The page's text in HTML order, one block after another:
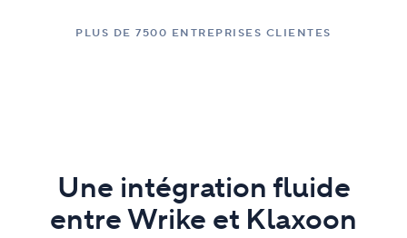
PLUS DE 7500 ENTREPRISES CLIENTES
Une intégration fluide
entre Wrike et Klaxoon